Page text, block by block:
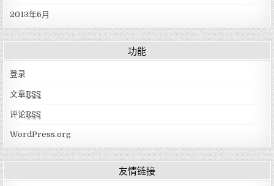
2013年6月
功能
登录
文章RSS
评论RSS
WordPress.org
友情链接